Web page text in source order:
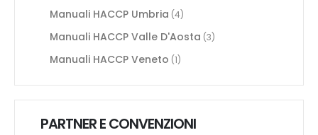
Manuali HACCP Umbria (4)
Manuali HACCP Valle D'Aosta (3)
Manuali HACCP Veneto (1)
PARTNER E CONVENZIONI